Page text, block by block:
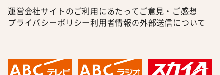
運営会社サイトのご利用にあたって ご意見・ご感想
プライバシーポリシー利用者情報の外部送信について